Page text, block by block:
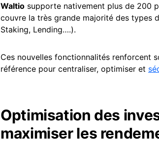
Waltio supporte nativement plus de 200
couvre la très grande majorité des types
Staking, Lending….).
Ces nouvelles fonctionnalités renforcent
référence pour centraliser, optimiser et
Optimisation des
maximiser les